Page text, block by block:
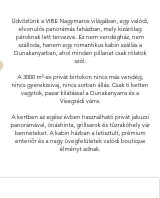
Üdvözlünk a VIBE Nagymaros világában, egy valódi,
elvonulós panorámás faházban, mely kizárólag
pároknak lett tervezve. Ez nem vendégház, nem
szálloda, hanem egy romantikus kabin szállás a
Dunakanyarban, ahol minden pillanat csak rólatok
szól.
A 3000 m²-es privát birtokon nincs más vendég,
nincs gyerekzsivaj, nincs sorban állás. Csak ti ketten
vagytok, pazar kilátással a Dunakanyarra és a
Visegrádi várra.
A kertben az egész évben használható privát jakuzzi
panorámával, óriáshinta, grillsarok és tűzrakóhely vár
benneteket. A kabin házban a letisztult, prémium
enteriőr és a nagy üvegfelületek valódi boutique
élményt adnak.